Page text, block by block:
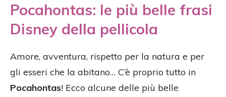
Pocahontas: le più belle frasi
Disney della pellicola
Amore, avventura, rispetto per la natura e per
gli esseri che la abitano… C’è proprio tutto in
Pocahontas! Ecco alcune delle più belle